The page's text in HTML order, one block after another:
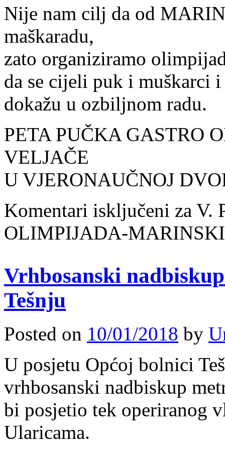
Nije nam cilj da od
maškaradu,
zato organiziramo
da se cijeli puk i muškarci i
dokažu u ozbiljnom radu.
PETA PUČKA GASTRO
VELJAČE
U VJERONAUČNOJ
Komentari isključeni za V.
OLIMPIJADA-
Vrhbosanski
Tešnju
Posted on 10/01/2018 by
U posjetu Općoj bolnici
vrhbosanski nadbiskup
bi posjetio tek operiranog
Ularicama.